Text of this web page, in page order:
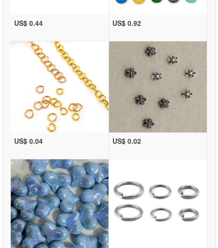
US$ 0.44 US$ 0.92
US$ 0.04 US$ 0.02